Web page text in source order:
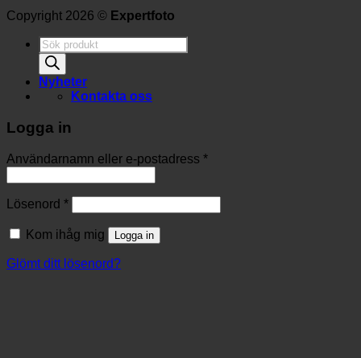
Copyright 2026 © Expertfoto
Produktsökning
Nyheter
Kontakta oss
Logga in
Användarnamn eller e-postadress *
Lösenord *
Kom ihåg mig Logga in
Glömt ditt lösenord?